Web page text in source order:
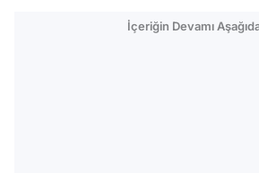
İçeriğin Devamı